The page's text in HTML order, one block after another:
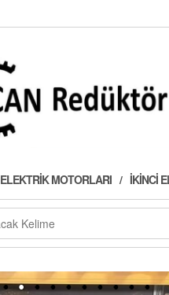
ELEKTRIK MOTORLARI İKINCI